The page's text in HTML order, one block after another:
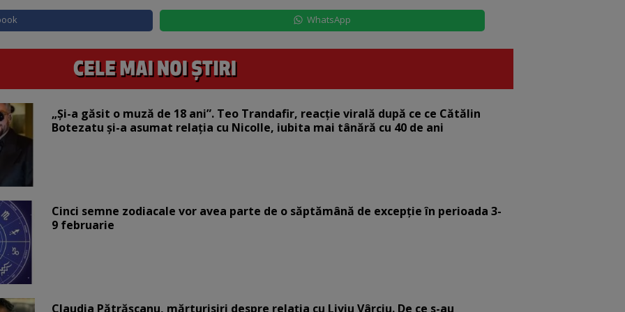
WhatsApp
„Și-a găsit o muză de 18 ani”. Teo Trandafir, reacție virală după ce ce Cătălin
Botezatu și-a asumat relația cu Nicolle, iubita mai tânără cu 40 de ani
Cinci semne zodiacale vor avea parte de o săptămână de excepție în perioada 3-
9 februarie
Claudia Pătrășcanu, mărturisiri despre relația cu Liviu Vârciu. De ce s-au